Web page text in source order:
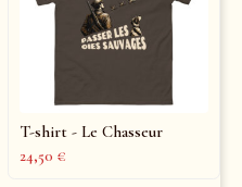
T-shirt - Le Chasseur
24,50 €